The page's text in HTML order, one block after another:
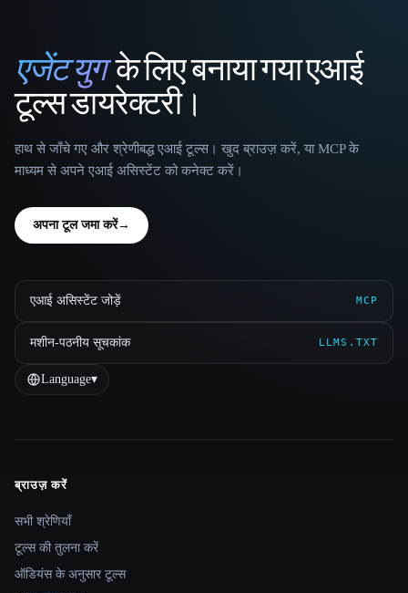
That AI Collection
एजेंट युगके लिए बनाया गया एआई
टूल्स डायरेक्टरी।
हाथ से जाँचे गए और श्रेणीबद्ध एआई टूल्स। खुद ब्राउज़ करें, या MCP के
माध्यम से अपने एआई असिस्टेंट को कनेक्ट करें।
अपना टूल जमा करें→
एआई असिस्टेंट जोड़ें MCP
मशीन-पठनीय सूचकांक LLMS.TXT
Language▾
Site navigation
ब्राउज़ करें
सभी श्रेणियाँ
टूल्स की तुलना करें
ऑडियंस के अनुसार टूल्स